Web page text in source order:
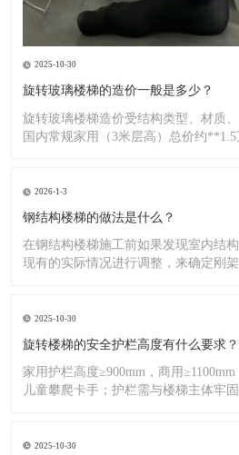
2025-10-30
旋转玻璃楼梯的造价一般是多少？
旋转玻璃楼梯造价受结构类型、材质
国内常规家用（3米层高）总价约
2026-1-3
钢结构楼梯的做法是什么？
在钢结构楼梯施工前如果发现室内结
现有的实际情况进行调整，来确定刚
2025-10-30
旋转楼梯的安全护栏高度有什么要求？
家用护栏高度≥900mm，商用
儿童攀爬卡手；护栏需与楼梯主体牢
2025-10-30